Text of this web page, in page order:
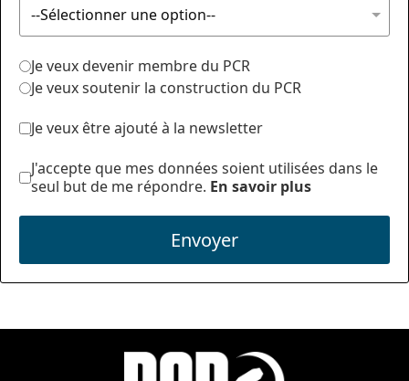
Je veux devenir membre du PCR
Je veux soutenir la construction du PCR
Je veux être ajouté à la newsletter
J'accepte que mes données soient utilisées dans le
seul but de me répondre. En savoir plus
Envoyer